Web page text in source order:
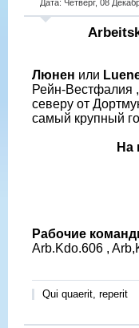
Дата: Четверг, 08
Люнен или
Рейн-Вестфалия
северу от
самый крупный
На
Рабочие
Arb.Kdo.606 ,
Qui quaerit, reperit